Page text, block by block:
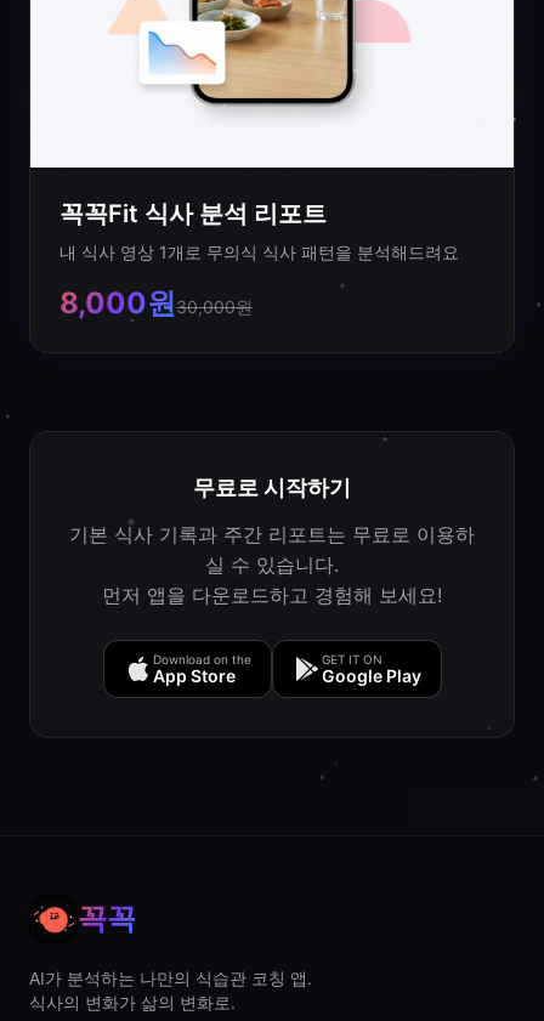
꼭꼭Fit 식사 분석 리포트
내 식사 영상 1개로 무의식 식사 패턴을 분석해드려요
8,000원30,000원
무료로 시작하기
기본 식사 기록과 주간 리포트는 무료로 이용하
실 수 있습니다.
먼저 앱을 다운로드하고 경험해 보세요!
Download on the
App Store
GET IT ON
Google Play
꼭꼭
AI가 분석하는 나만의 식습관 코칭 앱.
식사의 변화가 삶의 변화로.